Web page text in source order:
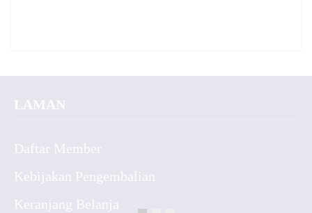
LAMAN
Daftar Member
Kebijakan Pengembalian
Keranjang Belanja